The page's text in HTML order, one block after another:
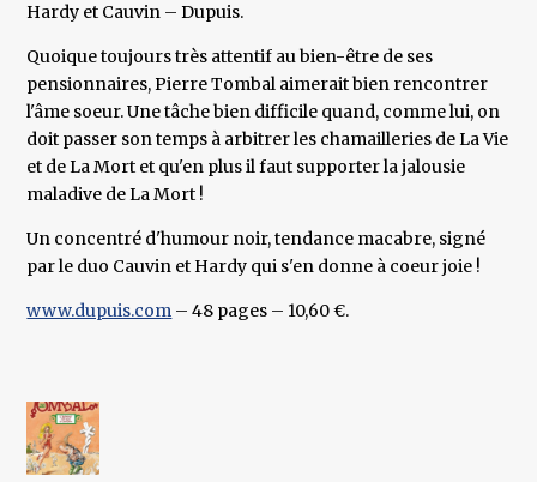
Hardy et Cauvin – Dupuis.
Quoique toujours très attentif au bien-être de ses
pensionnaires, Pierre Tombal aimerait bien rencontrer
l'âme soeur. Une tâche bien difficile quand, comme lui, on
doit passer son temps à arbitrer les chamailleries de La Vie
et de La Mort et qu'en plus il faut supporter la jalousie
maladive de La Mort !
Un concentré d'humour noir, tendance macabre, signé
par le duo Cauvin et Hardy qui s'en donne à coeur joie !
www.dupuis.com – 48 pages – 10,60 €.